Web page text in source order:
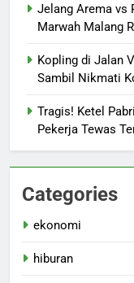
Jelang Arema vs
Marwah Malang
Kopling di Jalan
Sambil Nikmati
Tragis! Ketel
Pekerja Tewas
Categories
ekonomi
hiburan